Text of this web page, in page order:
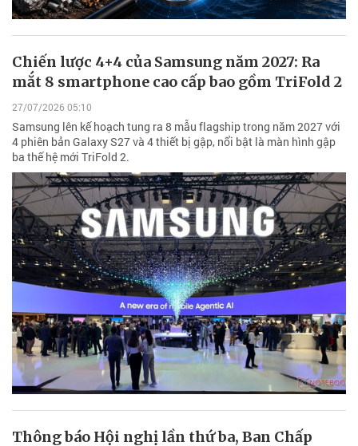
Chiến lược 4+4 của Samsung năm 2027: Ra
mắt 8 smartphone cao cấp bao gồm TriFold 2
27/07/2026 05:10
Samsung lên kế hoạch tung ra 8 mẫu flagship trong năm 2027 với
4 phiên bản Galaxy S27 và 4 thiết bị gập, nổi bật là màn hình gập
ba thế hệ mới TriFold 2.
Thông báo Hội nghị lần thứ ba, Ban Chấp